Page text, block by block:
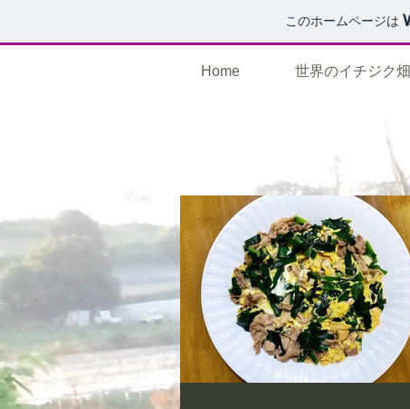
このホームページは
Home 世界のイチジク畑